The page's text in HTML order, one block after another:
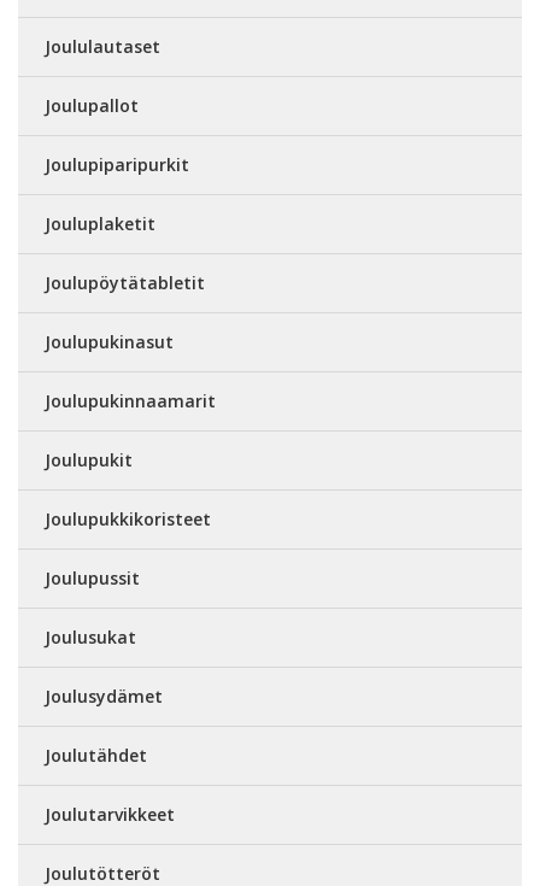
Joululautaset
Joulupallot
Joulupiparipurkit
Jouluplaketit
Joulupöytätabletit
Joulupukinasut
Joulupukinnaamarit
Joulupukit
Joulupukkikoristeet
Joulupussit
Joulusukat
Joulusydämet
Joulutähdet
Joulutarvikkeet
Joulutötteröt